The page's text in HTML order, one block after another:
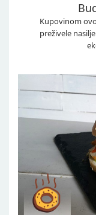
Kupovinom
preživele